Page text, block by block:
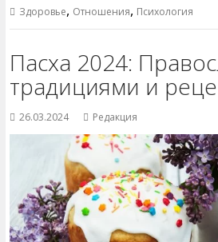
Здоровье, Отношения, Психология
Пасха 2024:
традициями и
26.03.2024 Редакция